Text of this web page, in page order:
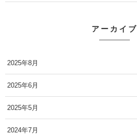
アーカイブ
2025年8月
2025年6月
2025年5月
2024年7月